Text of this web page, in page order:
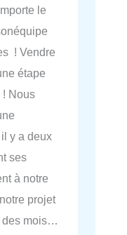
le
! Vendre
étape
Nous
y a deux
ses
à notre
projet
des mois…